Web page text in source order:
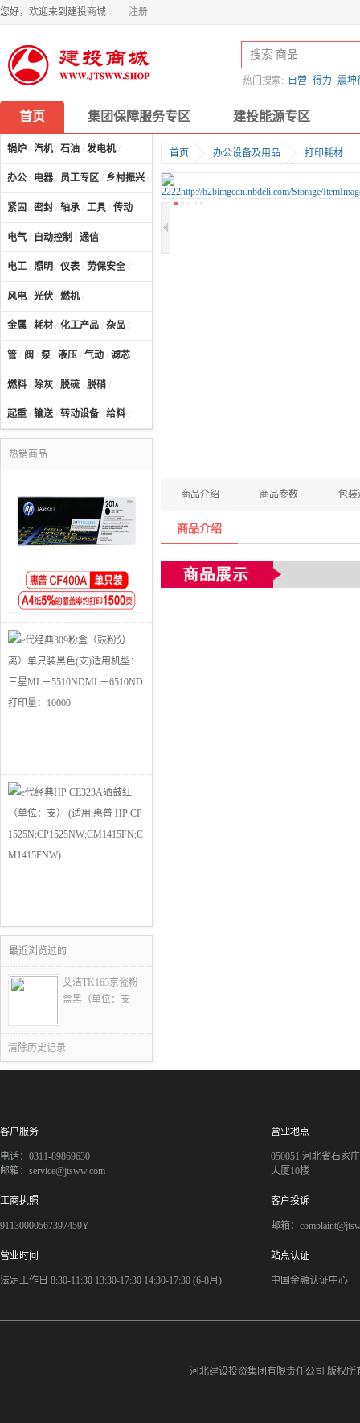
您好，欢迎来到建投商城 注册
热门搜索: 自营 得力 震坤
首页 集团保障服务专区 建投能源专区
锅炉 / 汽机/ 石油 / 发电机/
办公 / 电器 / 员工专区 / 乡村振兴 / 计算机及配件
紧固 / 密封 / 轴承 / 工具 / 传动
电气 / 自动控制 / 通信
电工 / 照明 / 仪表 / 劳保安全 /
风电 / 光伏 / 燃机/
金属 / 耗材 / 化工产品 / 杂品 /
管 / 阀 / 泵 / 液压 / 气动 / 滤芯
燃料 / 除灰 / 脱硫 / 脱硝 /
起重 / 输送/ 转动设备 / 给料 /
热销商品
最近浏览过的
艾洁TK163京瓷粉
盒黑（单位：支
清除历史记录
首页 办公设备及用品 打印耗材
商品介绍 商品参数 包装
商品介绍
客户服务
电话：0311-89869630
邮箱：service@jtsww.com
营业地点
050051 河北省石家
大厦10楼
工商执照
91130000567397459Y
客户投诉
邮箱：
营业时间
法定工作日 8:30-11:30 13:30-17:30 14:30-17:30 (6-8月)
站点认证
中国金融认证中心
河北建设投资集团有限责任公司 版权所